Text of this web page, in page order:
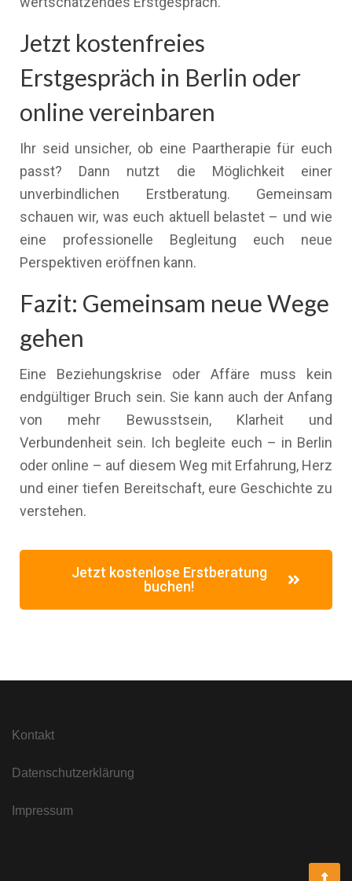
Jetzt kostenfreies
Erstgespräch in Berlin oder
online vereinbaren
Ihr seid unsicher, ob eine Paartherapie für euch
passt? Dann nutzt die Möglichkeit einer
unverbindlichen Erstberatung. Gemeinsam
schauen wir, was euch aktuell belastet – und wie
eine professionelle Begleitung euch neue
Perspektiven eröffnen kann.
Fazit: Gemeinsam neue Wege
gehen
Eine Beziehungskrise oder Affäre muss kein
endgültiger Bruch sein. Sie kann auch der Anfang
von mehr Bewusstsein, Klarheit und
Verbundenheit sein. Ich begleite euch – in Berlin
oder online – auf diesem Weg mit Erfahrung, Herz
und einer tiefen Bereitschaft, eure Geschichte zu
verstehen.
Jetzt kostenlose Erstberatung
buchen!
Kontakt
Datenschutzerklärung
Impressum